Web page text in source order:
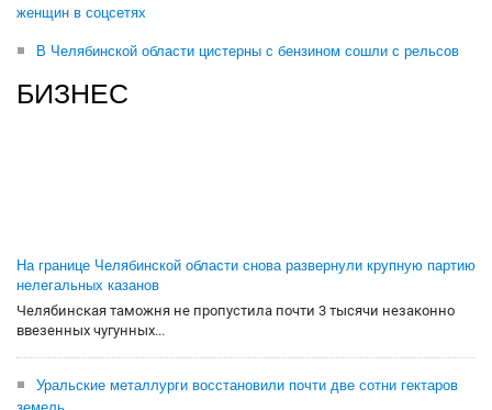
женщин в соцсетях
В Челябинской области цистерны с бензином сошли с рельсов
БИЗНЕС
На границе Челябинской области снова развернули крупную партию
нелегальных казанов
Челябинская таможня не пропустила почти 3 тысячи незаконно
ввезенных чугунных...
Уральские металлурги восстановили почти две сотни гектаров